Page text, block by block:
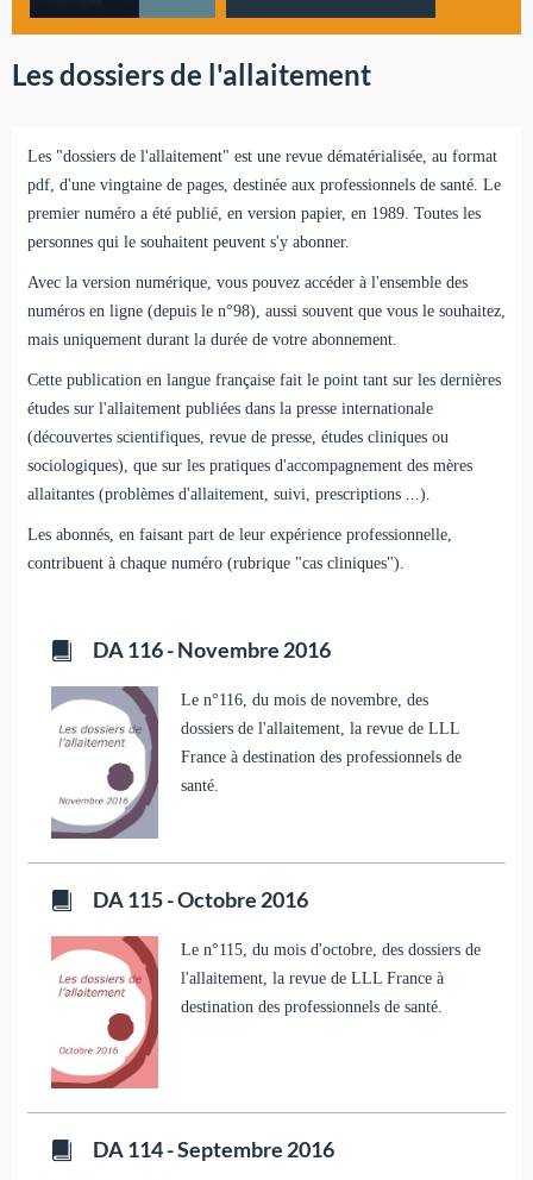
Les dossiers de l'allaitement
Les "dossiers de l'allaitement" est une revue dématérialisée, au format
pdf, d'une vingtaine de pages, destinée aux professionnels de santé. Le
premier numéro a été publié, en version papier, en 1989. Toutes les
personnes qui le souhaitent peuvent s'y abonner.
Avec la version numérique, vous pouvez accéder à l'ensemble des
numéros en ligne (depuis le n°98), aussi souvent que vous le souhaitez,
mais uniquement durant la durée de votre abonnement.
Cette publication en langue française fait le point tant sur les dernières
études sur l'allaitement publiées dans la presse internationale
(découvertes scientifiques, revue de presse, études cliniques ou
sociologiques), que sur les pratiques d'accompagnement des mères
allaitantes (problèmes d'allaitement, suivi, prescriptions ...).
Les abonnés, en faisant part de leur expérience professionnelle,
contribuent à chaque numéro (rubrique "cas cliniques").
DA 116 - Novembre 2016
Le n°116, du mois de novembre, des
dossiers de l'allaitement, la revue de LLL
France à destination des professionnels de
santé.
DA 115 - Octobre 2016
Le n°115, du mois d'octobre, des dossiers de
l'allaitement, la revue de LLL France à
destination des professionnels de santé.
DA 114 - Septembre 2016